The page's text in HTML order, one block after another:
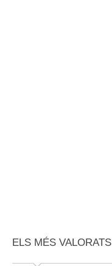
ELS MÉS VALORATS